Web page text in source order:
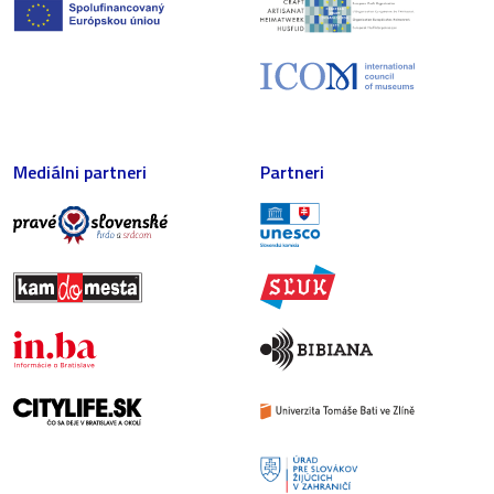
Mediálni partneri Partneri